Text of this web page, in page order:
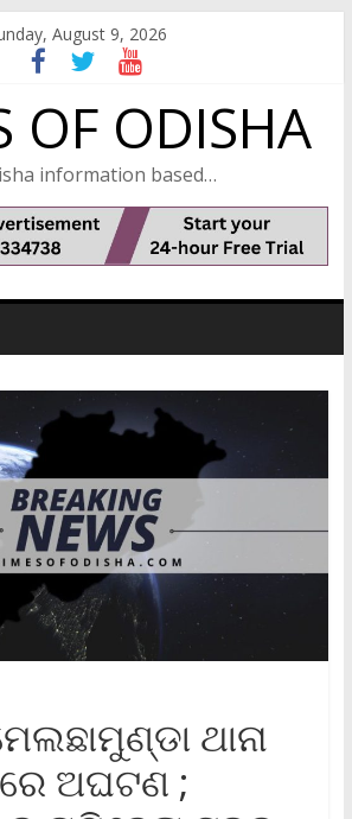
August 9, 2026
OF ODISHA
information based…
ଥାନା
ଅଘଟଣ ;